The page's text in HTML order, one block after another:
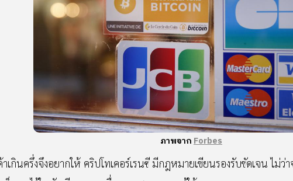
ภาพจากForbes
เกินครึ่งจึงอยากให้ คริปโทเคอร์เรนซี มีกฎหมายเขียนรองรับชัดเจน ไม่ว่